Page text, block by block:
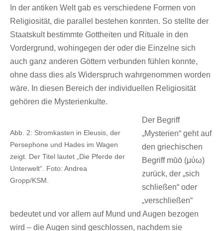
In der antiken Welt gab es verschiedene Formen von
Religiosität, die parallel bestehen konnten. So stellte der
Staatskult bestimmte Gottheiten und Rituale in den
Vordergrund, wohingegen der oder die Einzelne sich
auch ganz anderen Göttern verbunden fühlen konnte,
ohne dass dies als Widerspruch wahrgenommen worden
wäre. In diesen Bereich der individuellen Religiosität
gehören die Mysterienkulte.
Abb. 2: Stromkasten in Eleusis, der
Persephone und Hades im Wagen
zeigt. Der Titel lautet „Die Pferde der
Unterwelt“. Foto: Andrea
Gropp/KSM.
Der Begriff
„Mysterien“ geht auf
den griechischen
Begriff mū́ō (μύω)
zurück, der „sich
schließen“ oder
„verschließen“
bedeutet und vor allem auf Mund und Augen bezogen
wird – die Augen sind geschlossen, nachdem sie